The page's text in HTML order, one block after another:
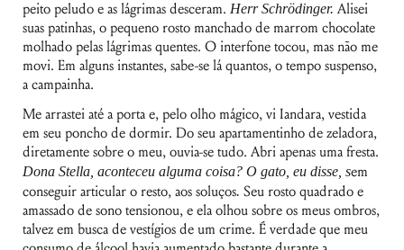
peito peludo e as lágrimas desceram.Herr Schrödinger. Alisei
suas patinhas, o pequeno rosto manchado de marrom chocolate
molhado pelas lágrimas quentes. O interfone tocou, mas não me
movi. Em alguns instantes, sabe-se lá quantos, o tempo suspenso,
a campainha.
Me arrastei até a porta e, pelo olho mágico, vi Iandara, vestida
em seu poncho de dormir. Do seu apartamentinho de zeladora,
diretamente sobre o meu, ouvia-se tudo. Abri apenas uma fresta.
Dona Stella, aconteceu alguma coisa? O gato, eu disse, sem
conseguir articular o resto, aos soluços.Seu rosto quadrado e
amassado de sono tensionou, e ela olhou sobre os meus ombros,
talvez em busca de vestígios de um crime. É verdade que meu